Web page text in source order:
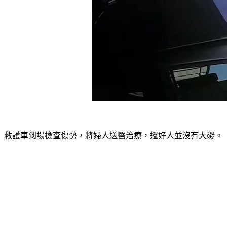
救護車到場檢查傷勢，將婦人送醫治療，還好人並沒有大礙。